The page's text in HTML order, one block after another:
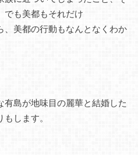
でも美都もそれだけ
、美都の行動もなんとなくわか
島が地味目の麗華と結婚した
します。